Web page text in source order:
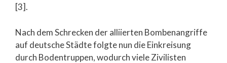
[3].
Nach dem Schrecken der alliierten Bombenangriffe
auf deutsche Städte folgte nun die Einkreisung
durch Bodentruppen, wodurch viele Zivilisten